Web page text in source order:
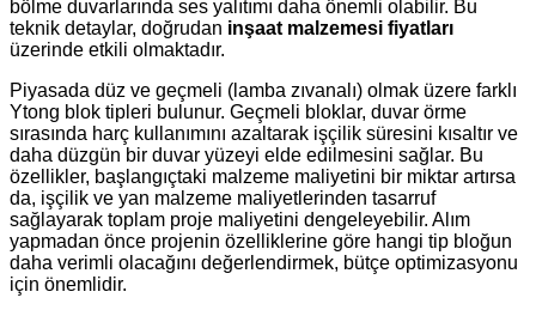
bölme duvarlarında ses yalıtımı daha önemli olabilir. Bu
teknik detaylar, doğrudan inşaat malzemesi fiyatları
üzerinde etkili olmaktadır.
Piyasada düz ve geçmeli (lamba zıvanalı) olmak üzere farklı
Ytong blok tipleri bulunur. Geçmeli bloklar, duvar örme
sırasında harç kullanımını azaltarak işçilik süresini kısaltır ve
daha düzgün bir duvar yüzeyi elde edilmesini sağlar. Bu
özellikler, başlangıçtaki malzeme maliyetini bir miktar artırsa
da, işçilik ve yan malzeme maliyetlerinden tasarruf
sağlayarak toplam proje maliyetini dengeleyebilir. Alım
yapmadan önce projenin özelliklerine göre hangi tip bloğun
daha verimli olacağını değerlendirmek, bütçe optimizasyonu
için önemlidir.